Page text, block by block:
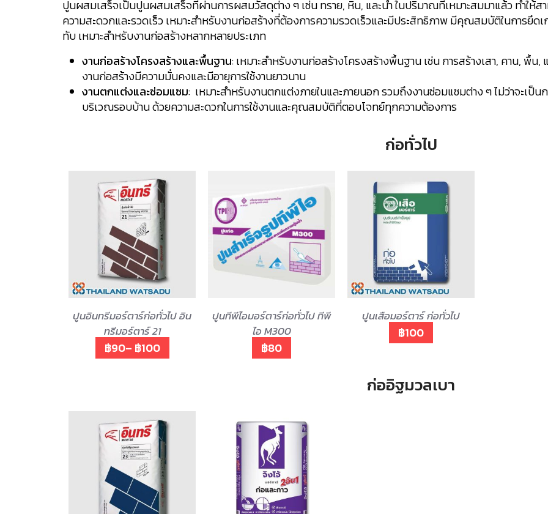
ปูนผสมเสร็จเป็นปูนผสมเสร็จที่ผ่านการผสมวัสดุต่าง ๆ เช่น ทราย, หิน, และน้ำ ในปริมาณที่เหมาะสมมาแล้ว ทำให้
ความสะดวกและรวดเร็ว เหมาะสำหรับงานก่อสร้างที่ต้องการความรวดเร็วและมีประสิทธิภาพ มีคุณสมบัติในการยึด
ทับ เหมาะสำหรับงานก่อสร้างหลากหลายประเภท
งานก่อสร้างโครงสร้างและพื้นฐาน: เหมาะสำหรับงานก่อสร้างโครงสร้างพื้นฐาน เช่น การสร้างเสา, คาน, พื้
งานก่อสร้างมีความมั่นคงและมีอายุการใช้งานยาวนาน
งานตกแต่งและซ่อมแซม: เหมาะสำหรับงานตกแต่งภายในและภายนอก รวมถึงงานซ่อมแซมต่าง ๆ ไม่ว่าจะเป็
บริเวณรอบบ้าน ด้วยความสะดวกในการใช้งานและคุณสมบัติที่ตอบโจทย์ทุกความต้องการ
ก่อทั่วไป
ปูนอินทรีมอร์ตาร์ก่อทั่วไป อิน
ทรีมอร์ตาร์ 21
฿90– ฿100
ปูนทีพีไอมอร์ตาร์ก่อทั่วไป ทีพี
ไอ M300
฿80
ปูนเสือมอร์ตาร์ ก่อทั่วไป
฿100
ก่ออิฐมวลเบา